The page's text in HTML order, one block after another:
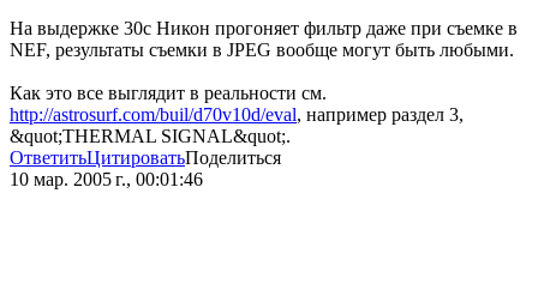
На выдержке 30с Никон прогоняет фильтр даже при съемке в
NEF, результаты съемки в JPEG вообще могут быть любыми.
Как это все выглядит в реальности см.
http://astrosurf.com/buil/d70v10d/eval, например раздел 3,
&quot;THERMAL SIGNAL&quot;.
ОтветитьЦитироватьПоделиться
10 мар. 2005 г., 00:01:46